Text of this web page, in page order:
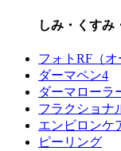
しみ・くすみ
フォトRF（オ
ダーマペン4
ダーマローラ
フラクショナ
エンビロンケ
ピーリング